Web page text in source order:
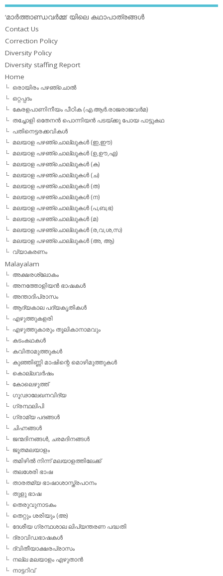
‘മാര്‍ത്താണ്ഡവര്‍മ്മ’ യിലെ കഥാപാത്രങ്ങള്‍
Contact Us
Correction Policy
Diversity Policy
Diversity staffing Report
Home
ഒരായിരം പഴഞ്ചൊല്‍
ഒറ്റപ്പദം
കേരളപാണിനീയം പീഠിക (എ.ആര്‍.രാജരാജവര്‍മ)
തച്ചോളി ഒതേനൻ പൊന്നിയൻ പടയ്‌ക്കു പോയ പാട്ടുകഥ
പതിനെട്ടരക്കവികള്‍
മലയാള പഴഞ്ചൊല്ലുകള്‍ (ഇ,ഈ)
മലയാള പഴഞ്ചൊല്ലുകള്‍ (ഉ,ഊ,എ)
മലയാള പഴഞ്ചൊല്ലുകള്‍ (ക)
മലയാള പഴഞ്ചൊല്ലുകള്‍ (ച)
മലയാള പഴഞ്ചൊല്ലുകള്‍ (ത)
മലയാള പഴഞ്ചൊല്ലുകള്‍ (ന)
മലയാള പഴഞ്ചൊല്ലുകള്‍ (പ,ബ,ഭ)
മലയാള പഴഞ്ചൊല്ലുകള്‍ (മ)
മലയാള പഴഞ്ചൊല്ലുകള്‍ (ര,വ,ശ,സ)
മലയാള പഴഞ്ചൊല്ലുകൾ (അ, ആ)
വ്യാകരണം
Malayalam
അക്ഷരശ്ലോകം
അനത്തോളിയന്‍ ഭാഷകള്‍
അന്താദിപ്രാസം
ആദ്യകാല പദ്യകൃതികള്‍
എഴുത്തുകളരി
എഴുത്തുകാരും തൂലികാനാമവും
കടംകഥകള്‍
കവിതാമുത്തുകള്‍
കുഞ്ഞിണ്ണി മാഷിന്റെ മൊഴിമുത്തുകള്‍
കൊല്ലവര്‍ഷം
കോലെഴുത്ത്
ഗൂഢാലേഖനവിദ്യ
ഗ്രന്ഥലിപി
ഗ്രാമ്യ പദങ്ങള്‍
ചിഹ്നങ്ങള്‍
ജന്മദിനങ്ങള്‍, ചരമദിനങ്ങള്‍
ജൂതമലയാളം
തമിഴില്‍ നിന്ന് മലയാളത്തിലേക്ക്
തലശേരി ഭാഷ
താരതമ്യ ഭാഷാശാസ്ത്രപഠനം
തുളു ഭാഷ
തെരുവുനാടകം
തെറ്റും ശരിയും (അ)
ദേശീയ ഗ്രന്ഥശാല ലിപ്യന്തരണ പദ്ധതി
ദ്രാവിഡഭാഷകള്‍
ദ്വിതീയാക്ഷരപ്രാസം
നല്ല മലയാളം എഴുതാന്‍
നാട്ടറിവ്